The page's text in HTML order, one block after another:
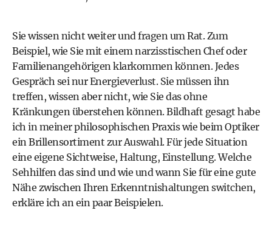
Sie wissen nicht weiter und fragen um Rat. Zum
Beispiel, wie Sie mit einem narzisstischen Chef oder
Familienangehörigen klarkommen können. Jedes
Gespräch sei nur Energieverlust. Sie müssen ihn
treffen, wissen aber nicht, wie Sie das ohne
Kränkungen überstehen können. Bildhaft gesagt habe
ich in meiner philosophischen Praxis wie beim Optiker
ein Brillensortiment zur Auswahl. Für jede Situation
eine eigene Sichtweise, Haltung, Einstellung. Welche
Sehhilfen das sind und wie und wann Sie für eine gute
Nähe zwischen Ihren Erkenntnishaltungen switchen,
erkläre ich an ein paar Beispielen.